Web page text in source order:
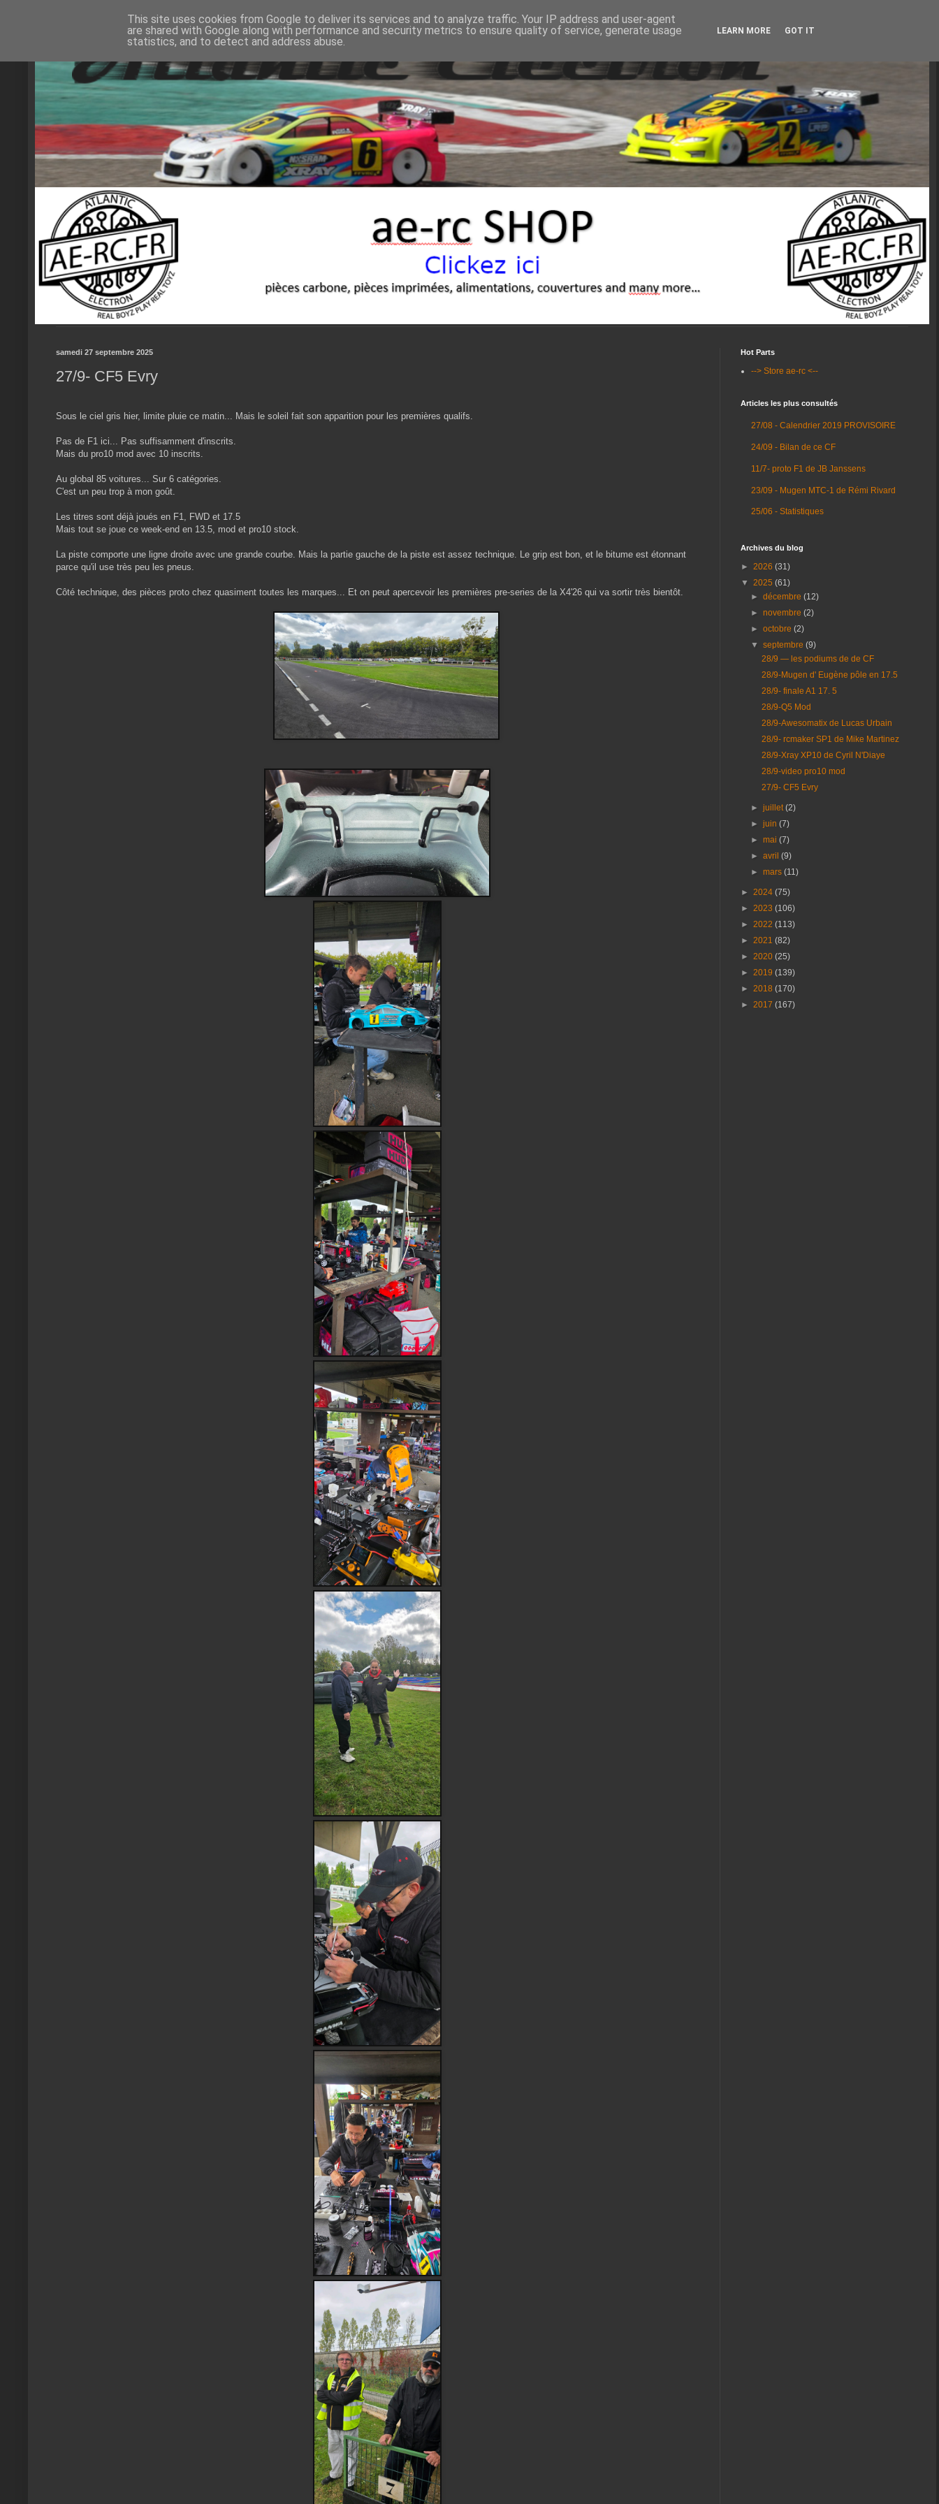
samedi 27 septembre 2025
27/9- CF5 Evry
Sous le ciel gris hier, limite pluie ce matin... Mais le soleil fait son apparition pour les premières qualifs.
Pas de F1 ici... Pas suffisamment d'inscrits.
Mais du pro10 mod avec 10 inscrits.
Au global 85 voitures... Sur 6 catégories.
C'est un peu trop à mon goût.
Les titres sont déjà joués en F1, FWD et 17.5
Mais tout se joue ce week-end en 13.5, mod et pro10 stock.
La piste comporte une ligne droite avec une grande courbe. Mais la partie gauche de la piste est assez technique. Le grip est bon, et le bitume est étonnant
parce qu'il use très peu les pneus.
Côté technique, des pièces proto chez quasiment toutes les marques... Et on peut apercevoir les premières pre-series de la X4'26 qui va sortir très bientôt.
Hot Parts
--> Store ae-rc <--
Articles les plus consultés
27/08 - Calendrier 2019 PROVISOIRE
24/09 - Bilan de ce CF
11/7- proto F1 de JB Janssens
23/09 - Mugen MTC-1 de Rémi Rivard
25/06 - Statistiques
Archives du blog
► 2026 (31)
▼ 2025 (61)
►décembre(12)
►novembre(2)
►octobre(2)
▼septembre(9)
28/9 — les podiums de de CF
28/9-Mugen d' Eugène pôle en 17.5
28/9- finale A1 17. 5
28/9-Q5 Mod
28/9-Awesomatix de Lucas Urbain
28/9- rcmaker SP1 de Mike Martinez
28/9-Xray XP10 de Cyril N'Diaye
28/9-video pro10 mod
27/9- CF5 Evry
►juillet(2)
►juin(7)
►mai(7)
►avril(9)
►mars(11)
► 2024 (75)
► 2023 (106)
► 2022 (113)
► 2021 (82)
► 2020 (25)
► 2019 (139)
► 2018 (170)
► 2017 (167)
This site uses cookies from Google to deliver its services and to analyze traffic. Your IP address and user-agent
are shared with Google along with performance and security metrics to ensure quality of service, generate usage
statistics, and to detect and address abuse.
LEARN MORE GOT IT